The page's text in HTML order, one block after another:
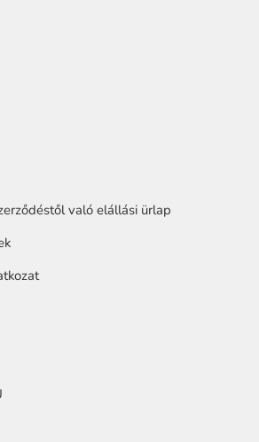
való elállási ürlap